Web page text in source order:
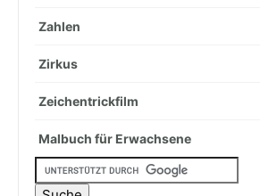
Zahlen
Zirkus
Zeichentrickfilm
Malbuch für Erwachsene